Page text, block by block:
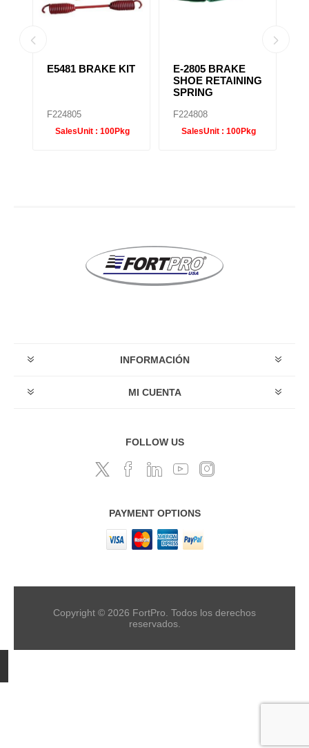
E5481 BRAKE KIT
F224805
SalesUnit : 100Pkg
E-2805 BRAKE
SHOE RETAINING
SPRING
F224808
SalesUnit : 100Pkg
INFORMACIÓN
MI CUENTA
FOLLOW US
PAYMENT OPTIONS
Copyright © 2026 FortPro. Todos los derechos
reservados.